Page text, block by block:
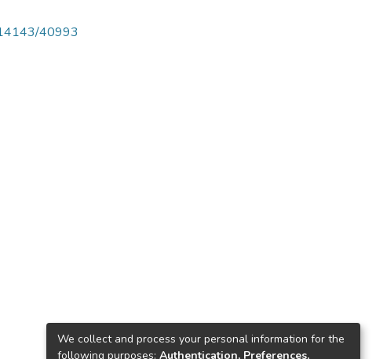
40993
We collect and process your personal information for the
following purposes: Authentication, Preferences,